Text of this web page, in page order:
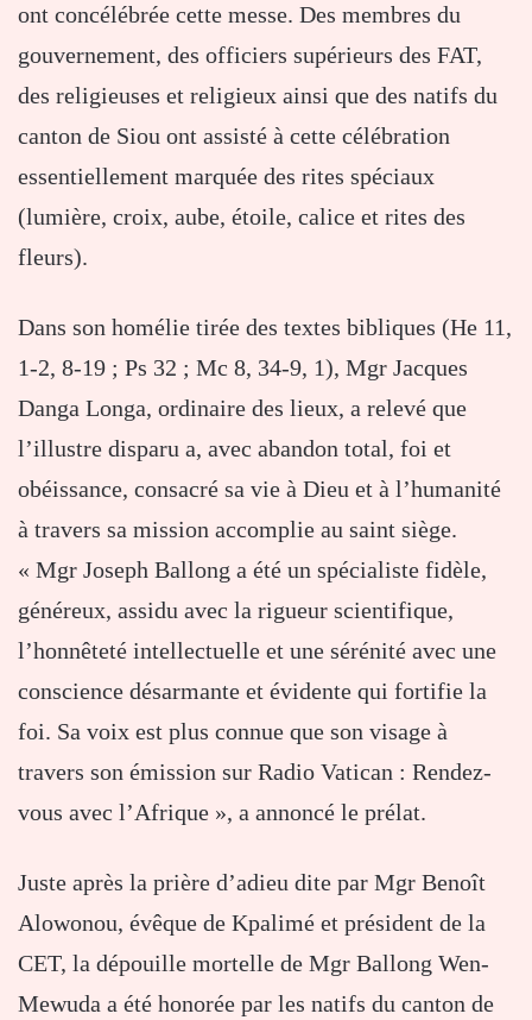
ont concélébrée cette messe. Des membres du
gouvernement, des officiers supérieurs des FAT,
des religieuses et religieux ainsi que des natifs du
canton de Siou ont assisté à cette célébration
essentiellement marquée des rites spéciaux
(lumière, croix, aube, étoile, calice et rites des
fleurs).
Dans son homélie tirée des textes bibliques (He 11,
1-2, 8-19 ; Ps 32 ; Mc 8, 34-9, 1), Mgr Jacques
Danga Longa, ordinaire des lieux, a relevé que
l’illustre disparu a, avec abandon total, foi et
obéissance, consacré sa vie à Dieu et à l’humanité
à travers sa mission accomplie au saint siège.
« Mgr Joseph Ballong a été un spécialiste fidèle,
généreux, assidu avec la rigueur scientifique,
l’honnêteté intellectuelle et une sérénité avec une
conscience désarmante et évidente qui fortifie la
foi. Sa voix est plus connue que son visage à
travers son émission sur Radio Vatican : Rendez-
vous avec l’Afrique », a annoncé le prélat.
Juste après la prière d’adieu dite par Mgr Benoît
Alowonou, évêque de Kpalimé et président de la
CET, la dépouille mortelle de Mgr Ballong Wen-
Mewuda a été honorée par les natifs du canton de